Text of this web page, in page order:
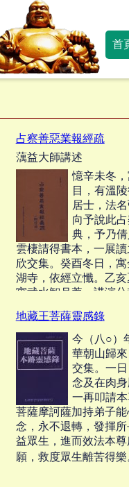
首
占察善惡業報經疏
蕅益大師講述
憶辛未冬
目，有溫
居士，法名
向予說此
典，予乃
雲棲請得書本，一展
欣交集。癸酉冬日，
湖寺，依經立懺。乙亥
寓武水智月菴，講演分
弗克如願。屈指十五年
網、佛頂、唯識、法華
註釋，獨此夙願，尚
亦可歎也。‧‧‧
地藏王菩薩靈感錄
今（八○）
華朝山歸
交集。一
念及在肉
一再叩請
菩薩摩訶薩加持弟子能
念，永不退轉，發揮所
益眾生，進而效法本尊
願，救度眾生離苦得樂